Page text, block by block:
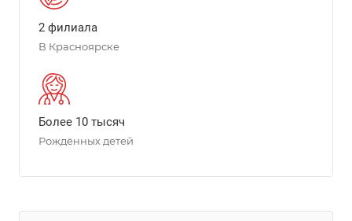
2 филиала
В Красноярске
Более 10 тысяч
Рождённых детей